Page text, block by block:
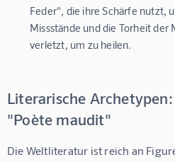
Feder", die ihre Schärfe nutzt,
Missstände und die Torheit der
verletzt, um zu heilen.
Literarische
"Poète maudit"
Die Weltliteratur ist reich an